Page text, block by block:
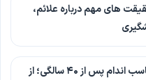
های مهم درباره علائم،
راهنمای کامل حفظ تناسب اندام پس از ۴۰ سالگی؛ از